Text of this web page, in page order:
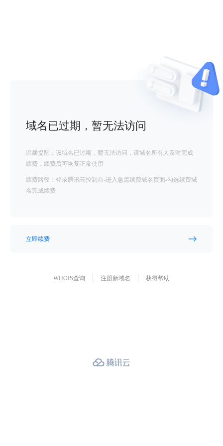
域名已过期，暂无法访问
温馨提醒：该域名已过期，暂无法访问，请域名所有人及时完成
续费，续费后可恢复正常使用
续费路径：登录腾讯云控制台-进入急需续费域名页面-勾选续费域
名完成续费
立即续费
WHOIS查询 注册新域名 获得帮助